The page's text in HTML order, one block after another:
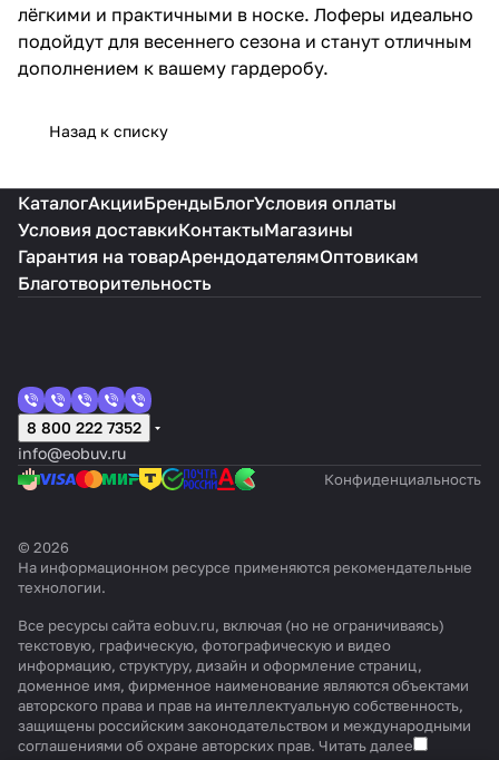
лёгкими и практичными в носке. Лоферы идеально
подойдут для весеннего сезона и станут отличным
дополнением к вашему гардеробу.
Назад к списку
КаталогАкцииБрендыБлогУсловия оплаты
Условия доставкиКонтактыМагазины
Гарантия на товарАрендодателямОптовикам
Благотворительность
8 800 222 7352
info@eobuv.ru
Конфиденциальность
© 2026
На информационном ресурсе применяются рекомендательные
технологии.
Все ресурсы сайта eobuv.ru, включая (но не ограничиваясь)
текстовую, графическую, фотографическую и видео
информацию, структуру, дизайн и оформление страниц,
доменное имя, фирменное наименование являются объектами
авторского права и прав на интеллектуальную собственность,
защищены российским законодательством и международными
соглашениями об охране авторских прав. Читать далее